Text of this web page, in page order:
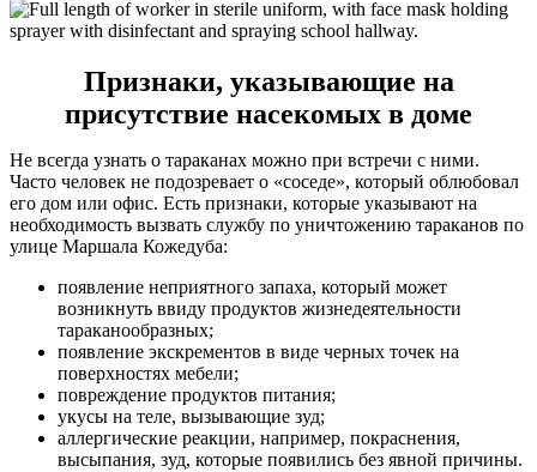
Признаки, указывающие на
присутствие насекомых в доме
Не всегда узнать о тараканах можно при встречи с ними.
Часто человек не подозревает о «соседе», который облюбовал
его дом или офис. Есть признаки, которые указывают на
необходимость вызвать службу по уничтожению тараканов по
улице Маршала Кожедуба:
появление неприятного запаха, который может
возникнуть ввиду продуктов жизнедеятельности
тараканообразных;
появление экскрементов в виде черных точек на
поверхностях мебели;
повреждение продуктов питания;
укусы на теле, вызывающие зуд;
аллергические реакции, например, покраснения,
высыпания, зуд, которые появились без явной причины.